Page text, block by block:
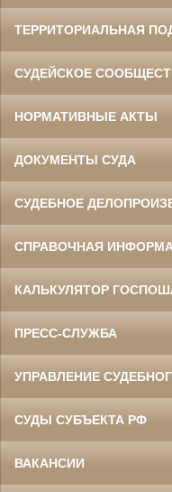
ТЕРРИТОРИАЛЬНАЯ
СУДЕЙСКОЕ
НОРМАТИВНЫЕ АКТЫ
ДОКУМЕНТЫ СУДА
СУДЕБНОЕ
СПРАВОЧНАЯ
КАЛЬКУЛЯТОР
ПРЕСС-СЛУЖБА
УПРАВЛЕНИЕ
СУДЫ СУБЪЕКТА РФ
ВАКАНСИИ